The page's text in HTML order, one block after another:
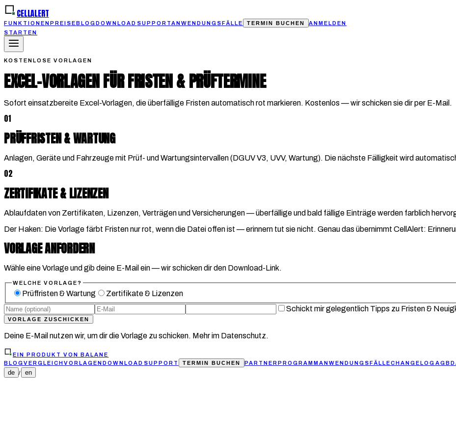
CELLALERT
FUNKTIONENPREISEBLOGDOWNLOAD SUPPORTANWENDUNGSFÄLLE TERMIN BUCHEN
ANMELDEN
STARTEN
KOSTENLOSE VORLAGEN
EXCEL-VORLAGEN FÜR FRISTEN & PRÜFTERMINE
Sofort einsatzbereite Excel-Vorlagen, die überfällige Fristen automatisch rot markieren. Kostenlos — wir schicken sie dir per E-Mail.
01
PRÜFFRISTEN & WARTUNG
Anlagen, Geräte und Fahrzeuge mit Prüf- und Wartungsintervallen (DGUV V3, UVV, Wartung). Die nächste Fälligkeit wird
02
ZERTIFIKATE & LIZENZEN
Ablaufdaten von Zertifikaten, Lizenzen, Verträgen und Versicherungen — überfällige und bald fällige Einträge werden farblich
Der Haken: Die Vorlage färbt Fristen nur rot, wenn die Datei offen ist — erinnern tut sie nicht. Genau das übernimmt CellAlert:
VORLAGE ANFORDERN
Wähle eine Vorlage und gib deine E-Mail ein — wir schicken dir den Download-Link.
WELCHE VORLAGE?
Prüffristen & Wartung
Zertifikate & Lizenzen
Schickt mir gelegentlich Tipps zu Fristen &
VORLAGE ZUSCHICKEN
Deine E-Mail nutzen wir, um dir die Vorlage zu schicken. Mehr im Datenschutz.
EIN PRODUKT VON BALANE
BLOGVERGLEICHVORLAGENDOWNLOAD SUPPORT TERMIN BUCHEN PARTNERPROGRAMMANWENDUNGSFÄLLECHANGELOG AGB
de / en